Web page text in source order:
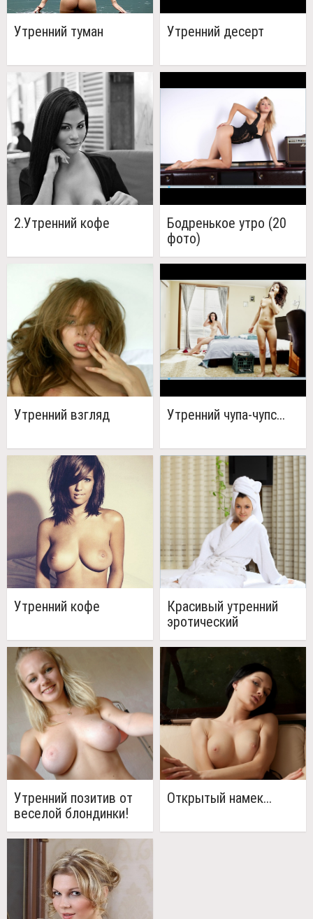
Утренний туман Утренний десерт
2.Утренний кофе
Бодренькое утро (20
фото)
Утренний взгляд Утренний чупа-чупс...
Утренний кофе
Красивый утренний
эротический
фотосет(20 фото)
Утренний позитив от
веселой блондинки!
Открытый намек...